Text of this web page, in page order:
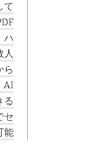
て
ハ
人
ら
AI
る
セ
能